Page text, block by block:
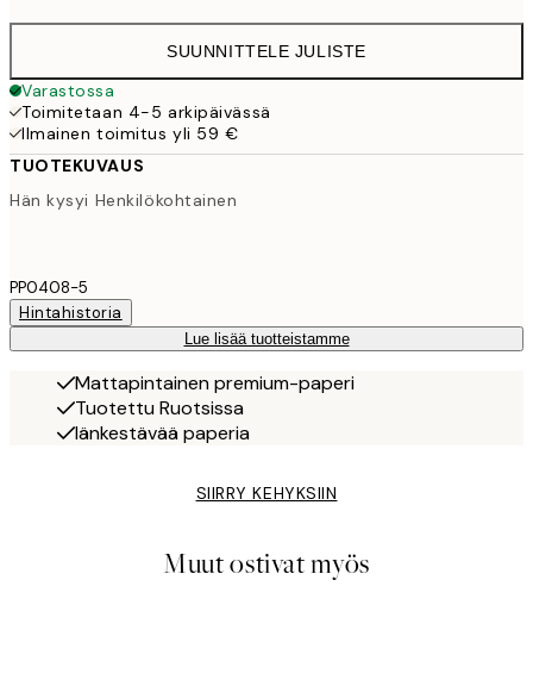
SUUNNITTELE JULISTE
Varastossa
Toimitetaan 4-5 arkipäivässä
Ilmainen toimitus yli 59 €
TUOTEKUVAUS
Hän kysyi Henkilökohtainen
PP0408-5
Hintahistoria
Lue lisää tuotteistamme
Mattapintainen premium-paperi
Tuotettu Ruotsissa
Iänkestävää paperia
SIIRRY KEHYKSIIN
Muut ostivat myös